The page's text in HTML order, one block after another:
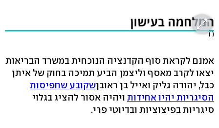
( )
אמנם לקראת סוף הקדנציה הנוכחית במשרד הבריאות
יצאו לקרב מאסף וליצמן הביע תמיכה בחוק של איתן
כבל, יהודה גליק ואייל בן ראובןשקובע שחפיסות
הסיגריות יהיו אחידות ויהיה אסור להציג בגלוי
סיגריות בפיצוציות ובדיוטי פרי.